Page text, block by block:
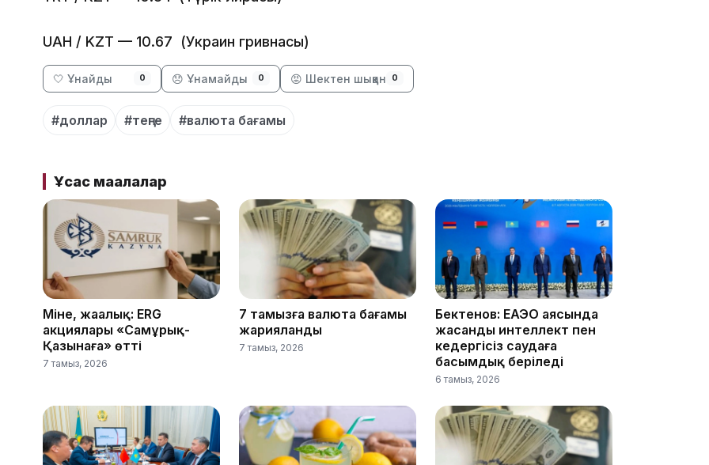
UAH / KZT — 10.67 (Украин гривнаcы)
🤍 Ұнайды 0 😞 Ұнамайды 0 😡 Шектен шыққан 0
#доллар #теңге #валюта бағамы
Ұқсас мақалалар
Міне, жаңалық: ERG
акциялары «Самұрық-
Қазынаға» өтті
7 тамыз, 2026
7 тамызға валюта бағамы
жарияланды
7 тамыз, 2026
Бектенов: ЕАЭО аясында
жасанды интеллект пен
кедергісіз саудаға
басымдық беріледі
6 тамыз, 2026